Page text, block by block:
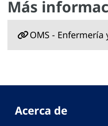
Más
OMS -
Acerca de